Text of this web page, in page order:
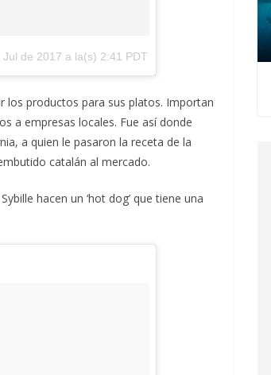
Jul de 2017 a la(s) 2:41 PDT
los productos para sus platos. Importan
a empresas locales. Fue así donde
a quien le pasaron la receta de la
catalán al mercado.
hacen un ‘hot dog’ que tiene una